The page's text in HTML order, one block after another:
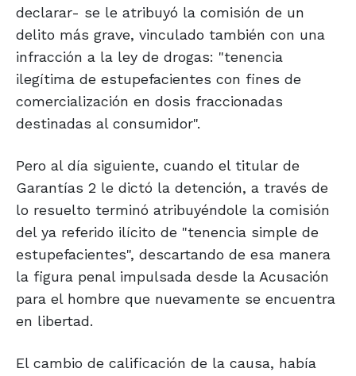
declarar- se le atribuyó la comisión de un
delito más grave, vinculado también con una
infracción a la ley de drogas: "tenencia
ilegítima de estupefacientes con fines de
comercialización en dosis fraccionadas
destinadas al consumidor".
Pero al día siguiente, cuando el titular de
Garantías 2 le dictó la detención, a través de
lo resuelto terminó atribuyéndole la comisión
del ya referido ilícito de "tenencia simple de
estupefacientes", descartando de esa manera
la figura penal impulsada desde la Acusación
para el hombre que nuevamente se encuentra
en libertad.
El cambio de calificación de la causa, había